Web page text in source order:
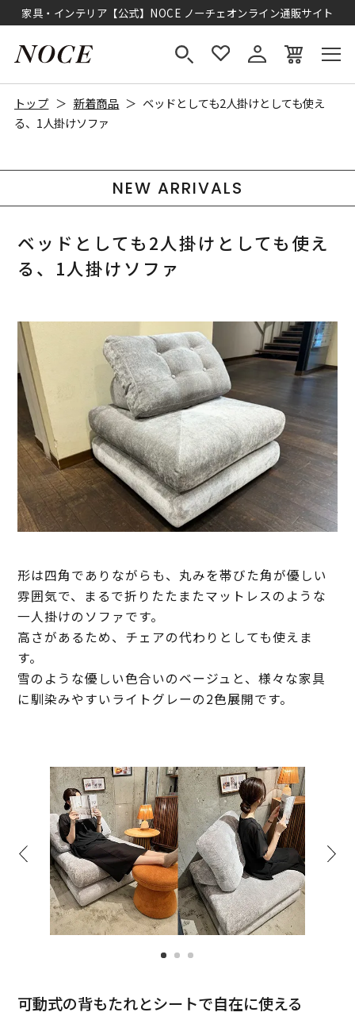
家具・インテリア【公式】NOCE ノーチェオンライン通販サイト
トップ 新着商品
ベッドとしても2人掛けとしても使え
る、1人掛けソファ
NEW ARRIVALS
ベッドとしても2人掛けとしても使え
る、1人掛けソファ
形は四角でありながらも、丸みを帯びた角が優しい
雰囲気で、まるで折りたたまたマットレスのような
一人掛けのソファです。
高さがあるため、チェアの代わりとしても使えま
す。
雪のような優しい色合いのベージュと、様々な家具
に馴染みやすいライトグレーの2色展開です。
可動式の背もたれとシートで自在に使える